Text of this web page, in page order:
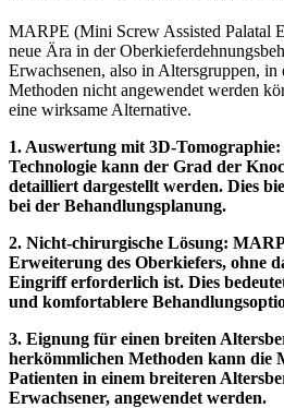
MARPE (Mini Screw Assisted Palatal
neue Ära in der
Erwachsenen, also in Altersgruppen, in
Methoden nicht angewendet werden
eine wirksame Alternative.
1. Auswertung mit 3D-
Technologie kann der Grad der
detailliert dargestellt werden. Dies
bei der Behandlungsplanung.
2. Nicht-chirurgische Lösung:
Erweiterung des Oberkiefers, ohne
Eingriff erforderlich ist. Dies
und komfortablere
3. Eignung für einen breiten
herkömmlichen Methoden kann die
Patienten in einem breiteren
Erwachsener, angewendet werden.